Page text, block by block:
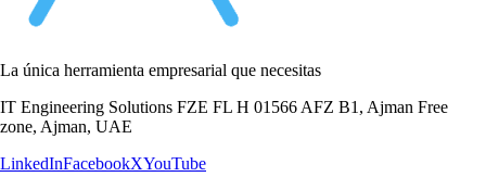
La única herramienta empresarial que necesitas
IT Engineering Solutions FZE FL H 01566 AFZ B1, Ajman Free
zone, Ajman, UAE
LinkedInFacebookXYouTube